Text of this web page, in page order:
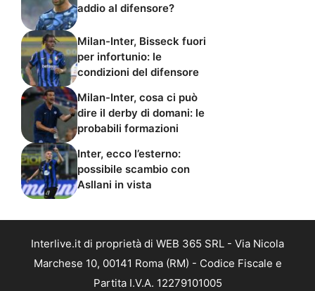
addio al difensore?
Milan-Inter, Bisseck fuori
per infortunio: le
condizioni del difensore
Milan-Inter, cosa ci può
dire il derby di domani: le
probabili formazioni
Inter, ecco l’esterno:
possibile scambio con
Asllani in vista
Interlive.it di proprietà di WEB 365 SRL - Via Nicola
Marchese 10, 00141 Roma (RM) - Codice Fiscale e
Partita I.V.A. 12279101005